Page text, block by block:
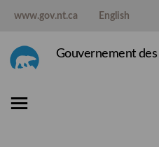
www.gov.nt.ca English
Gouvernement